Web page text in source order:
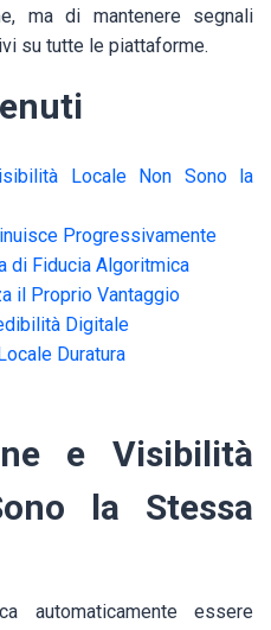
ma di mantenere segnali
su tutte le piattaforme.
Locale Non Sono la
Progressivamente
di Fiducia Algoritmica
il Proprio Vantaggio
Digitale
Duratura
e Visibilità
la Stessa
automaticamente essere